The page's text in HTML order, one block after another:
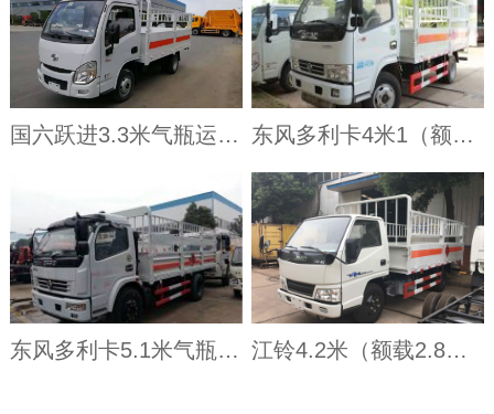
国六跃进3.3米气瓶运输车 东风多利卡4米1（额载4吨）气瓶车
东风多利卡5.1米气瓶运输车 江铃4.2米（额载2.8吨）气瓶车